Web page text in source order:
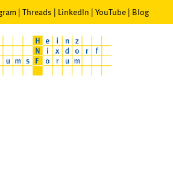
| Threads | LinkedIn | YouTube | Blog